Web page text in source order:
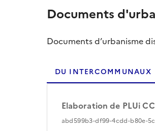
Documents
Documents d’urbanisme
DU INTERCOMMUNAUX
Elaboration de PLUi
abd599b3-df99-4cdd-b80e-